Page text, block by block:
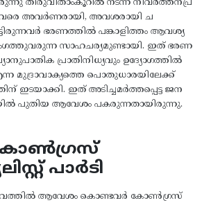
തിരുവിതാംകൂറിൽ നടന്ന നിവർത്തനപ്ര
അവർണരായി, അവശരായി ച
ഭരണത്തിൽ പങ്കാളിത്തം ആവശ്യ
സാഹചര്യമുണ്ടായി. ഇത് ഭരണ
പ്രാതിനിധ്യവും ഉദ്യോഗത്തിൽ
മുദ്രാവാക്യത്തെ പൊതുധാരയിലേക്ക്
ഇടയാക്കി. ഇത് അടിച്ചമർത്തപ്പെട്ട ജന
പുതിയ ആവേശം പകരുന്നതായിരുന്നു.
പാർടി
ആവേശം കൊണ്ടവർ കോൺഗ്രസ്